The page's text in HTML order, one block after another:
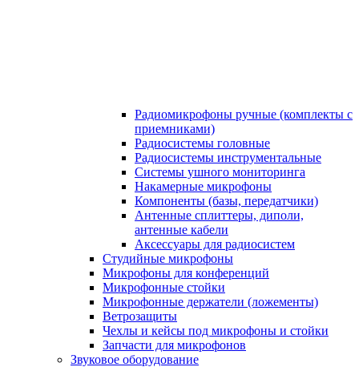
Радиомикрофоны ручные (комплекты с
приемниками)
Радиосистемы головные
Радиосистемы инструментальные
Системы ушного мониторинга
Накамерные микрофоны
Компоненты (базы, передатчики)
Антенные сплиттеры, диполи,
антенные кабели
Аксесcуары для радиосистем
Студийные микрофоны
Микрофоны для конференций
Микрофонные стойки
Микрофонные держатели (ложементы)
Ветрозащиты
Чехлы и кейсы под микрофоны и стойки
Запчасти для микрофонов
Звуковое оборудование